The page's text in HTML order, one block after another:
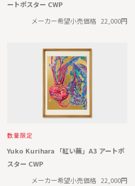
ートポスター CWP
メーカー希望小売価格 22,000円
数量限定
Yuko Kurihara 「紅い蕪」A3 アートポ
スター CWP
メーカー希望小売価格 22,000円